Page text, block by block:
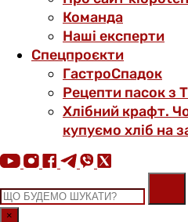
Команда
Наші експерти
Спецпроєкти
ГастроСпадок
Рецепти пасок з
Хлібний крафт.
купуємо хліб на
×